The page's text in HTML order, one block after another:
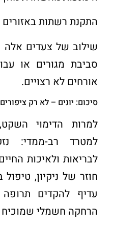
התקנת רשתות באזורים
שילוב של צעדים אלה
סביבת מגורים או
אורחים לא רצויים.
סיכום: יונים – לא רק
למרות הדימוי
למטרד רב-ממדי:
לבריאות ולאיכות
חוזר של ניקיון,
עדיף להקדים
הרחקה חשמלי